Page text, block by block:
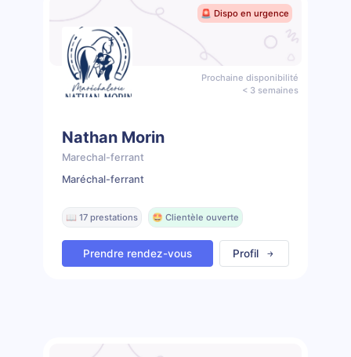
🚨 Dispo en urgence
Prochaine disponibilité
< 3 semaines
Nathan Morin
Marechal-ferrant
Maréchal-ferrant
📖 17 prestations 🤩 Clientèle ouverte
Prendre rendez-vous Profil